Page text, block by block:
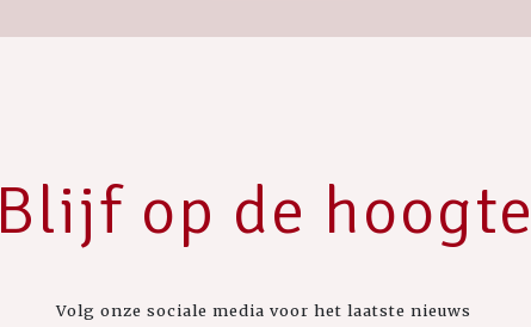
Blijf op de hoogte
Volg onze sociale media voor het laatste nieuws